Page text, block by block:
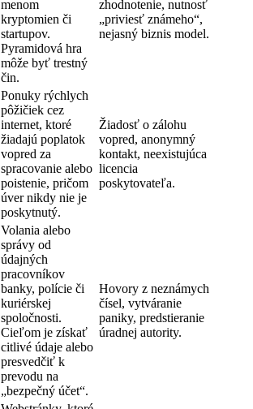
menom
kryptomien či
startupov.
Pyramidová hra
môže byť trestný
čin.
zhodnotenie, nutnosť
„priviesť známeho“,
nejasný biznis model.
Ponuky rýchlych
pôžičiek cez
internet, ktoré
žiadajú poplatok
vopred za
spracovanie alebo
poistenie, pričom
úver nikdy nie je
poskytnutý.
Žiadosť o zálohu
vopred, anonymný
kontakt, neexistujúca
licencia
poskytovateľa.
Volania alebo
správy od
údajných
pracovníkov
banky, polície či
kuriérskej
spoločnosti.
Cieľom je získať
citlivé údaje alebo
presvedčiť k
prevodu na
„bezpečný účet“.
Hovory z neznámych
čísel, vytváranie
paniky, predstieranie
úradnej autority.